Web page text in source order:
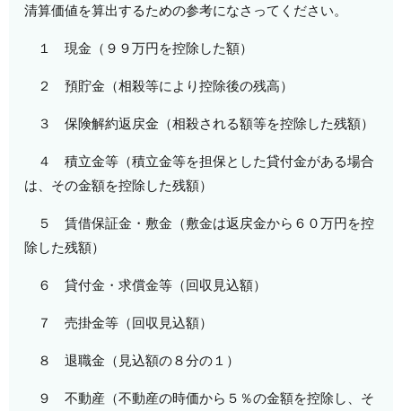
清算価値を算出するための参考になさってください。
１ 現金（９９万円を控除した額）
２ 預貯金（相殺等により控除後の残高）
３ 保険解約返戻金（相殺される額等を控除した残額）
４ 積立金等（積立金等を担保とした貸付金がある場合
は、その金額を控除した残額）
５ 賃借保証金・敷金（敷金は返戻金から６０万円を控
除した残額）
６ 貸付金・求償金等（回収見込額）
７ 売掛金等（回収見込額）
８ 退職金（見込額の８分の１）
９ 不動産（不動産の時価から５％の金額を控除し、そ